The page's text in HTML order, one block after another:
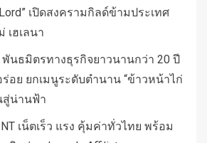
เปิดสงครามกิลด์ข้ามประเทศ
เฮเลนา
พันธมิตรทางธุรกิจยาวนานกว่า 20 ปี
อย ยกเมนูระดับตำนาน “ข้าวหน้าไก่
สู่น่านฟ้า
เน็ตเร็ว แรง คุ้มค่าทั่วไทย พร้อม